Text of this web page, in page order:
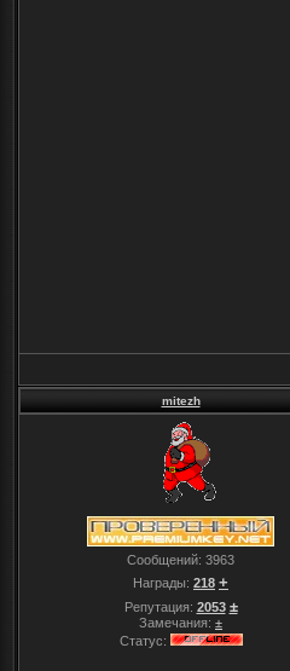
mitezh
Сообщений: 3963
Награды: 218 +
Репутация: 2053 ±
Замечания: ±
Статус: